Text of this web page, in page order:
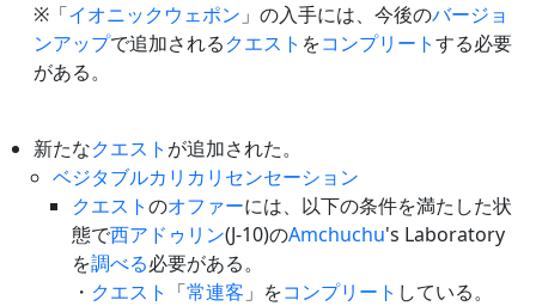
※「イオニックウェポン 」の入手には、今後のバージョ
ンアップで追加されるクエスト をコンプリートする必要
がある。
新たなクエスト が追加された。
ベジタブルカリカリセンセーション
クエストのオファーには、以下の条件を満たした状
態で西アドゥリン(J-10)のAmchuchu's Laboratory
を調べる必要がある。
・ クエスト 「常連客 」をコンプリート している。